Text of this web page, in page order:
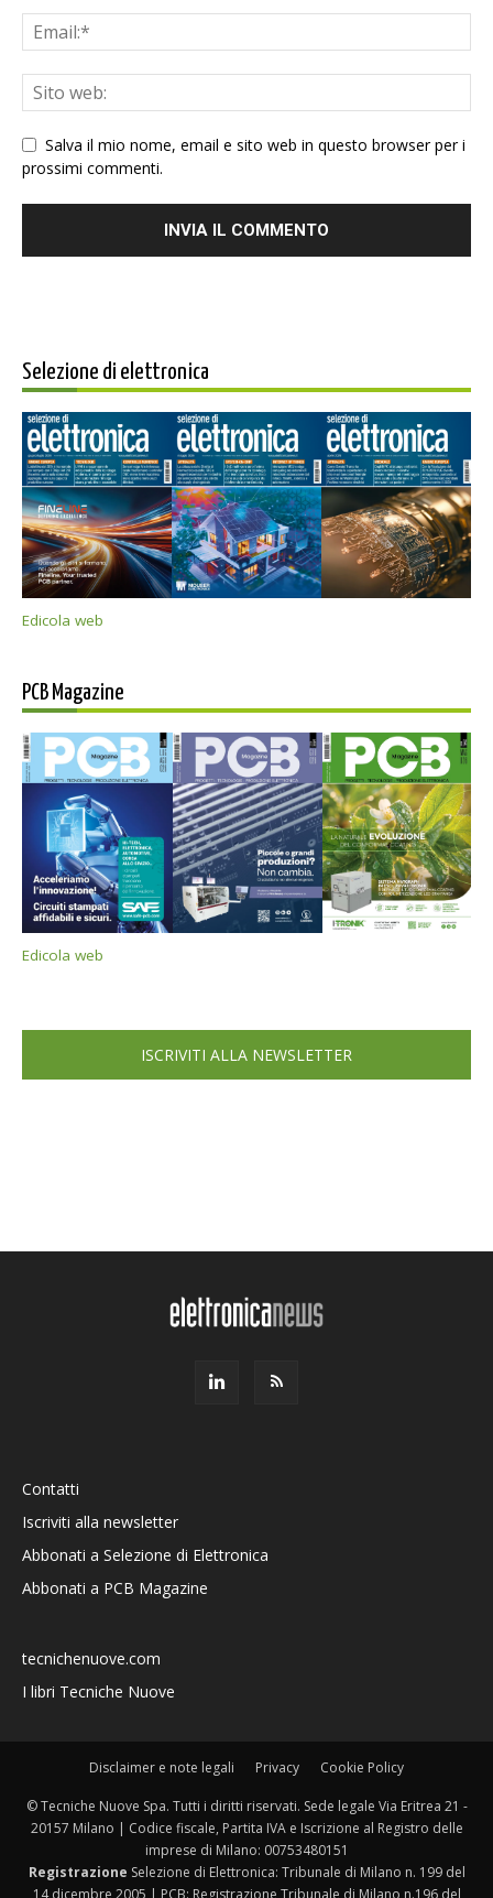
Salva il mio nome, email e sito web in questo browser per i
prossimi commenti.
Selezione di elettronica
Edicola web
PCB Magazine
Edicola web
ISCRIVITI ALLA NEWSLETTER
Contatti
Iscriviti alla newsletter
Abbonati a Selezione di Elettronica
Abbonati a PCB Magazine
tecnichenuove.com
I libri Tecniche Nuove
Disclaimer e note legali Privacy Cookie Policy
© Tecniche Nuove Spa. Tutti i diritti riservati. Sede legale Via Eritrea 21 -
20157 Milano | Codice fiscale, Partita IVA e Iscrizione al Registro delle
imprese di Milano: 00753480151
Registrazione Selezione di Elettronica: Tribunale di Milano n. 199 del